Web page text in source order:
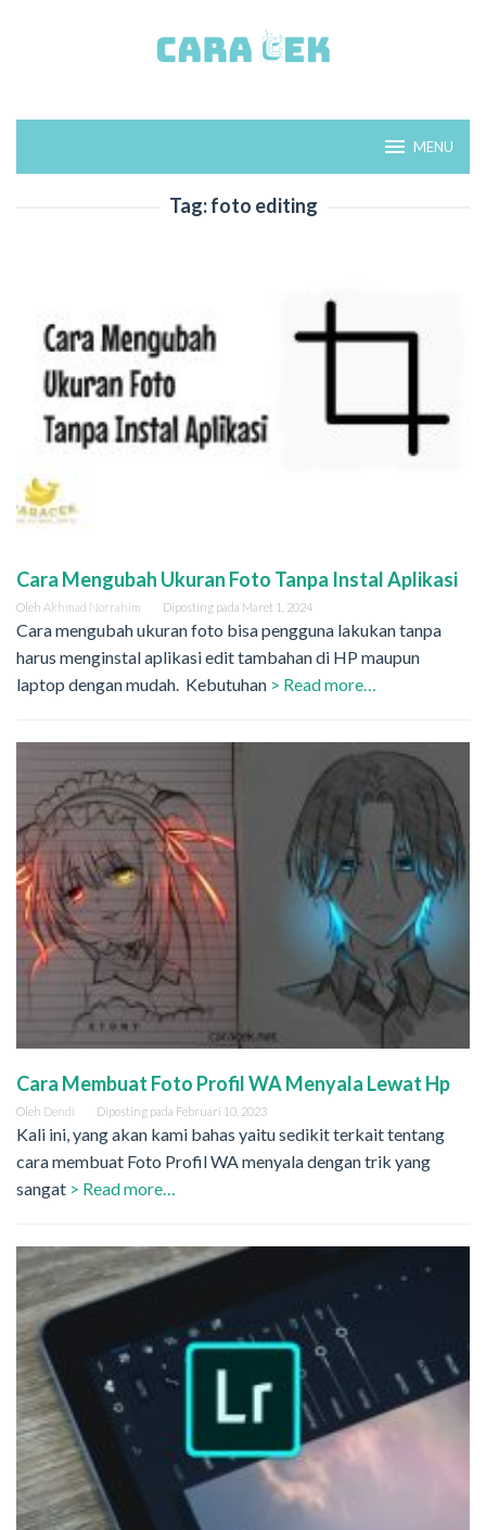
MENU
Tag:foto editing
Cara Mengubah Ukuran Foto Tanpa Instal Aplikasi
Oleh Akhmad Norrahim Diposting pada Maret 1, 2024
Cara mengubah ukuran foto bisa pengguna lakukan tanpa
harus menginstal aplikasi edit tambahan di HP maupun
laptop dengan mudah. Kebutuhan > Read more…
Cara Membuat Foto Profil WA Menyala Lewat Hp
Oleh Dendi Diposting pada Februari 10, 2023
Kali ini, yang akan kami bahas yaitu sedikit terkait tentang
cara membuat Foto Profil WA menyala dengan trik yang
sangat > Read more…